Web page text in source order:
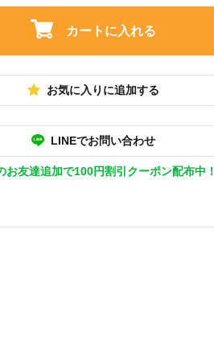
カートに入れる
お気に入りに追加する
LINEでお問い合わせ
お友達追加で100円割引クーポン配布中！